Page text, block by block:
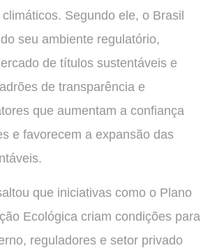
Segundo ele, o Brasil
seu ambiente regulatório,
de títulos sustentáveis e
de transparência e
que aumentam a confiança
e favorecem a expansão das
que iniciativas como o Plano
Ecológica criam condições para
reguladores e setor privado